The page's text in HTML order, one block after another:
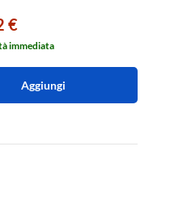
€
immediata
Aggiungi